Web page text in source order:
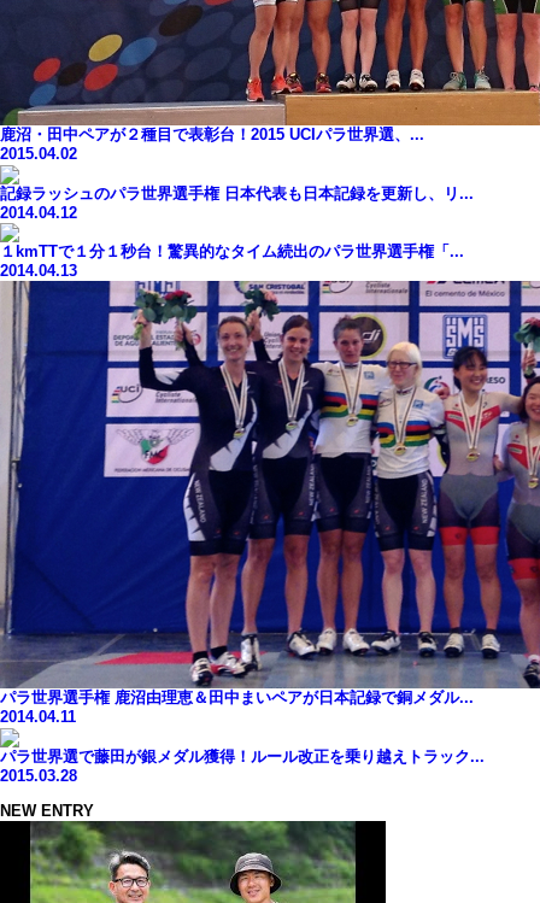
鹿沼・田中ペアが２種目で表彰台！2015 UCIパラ世界選、...
2015.04.02
記録ラッシュのパラ世界選手権 日本代表も日本記録を更新し、リ...
2014.04.12
１kmTTで１分１秒台！驚異的なタイム続出のパラ世界選手権「...
2014.04.13
パラ世界選手権 鹿沼由理恵＆田中まいペアが日本記録で銅メダル...
2014.04.11
パラ世界選で藤田が銀メダル獲得！ルール改正を乗り越えトラック...
2015.03.28
NEW ENTRY